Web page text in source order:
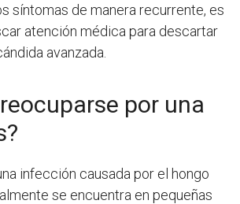
síntomas de manera recurrente, es
atención médica para descartar
avanzada.
por una
infección causada por el hongo
se encuentra en pequeñas